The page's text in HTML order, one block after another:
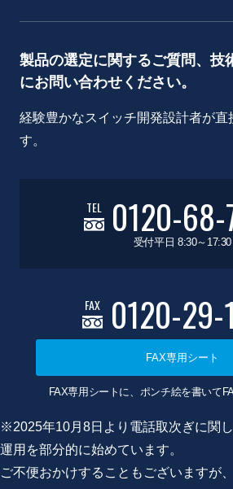
製品の選定に関するご質問、技
にお問い合わせください。
経験豊かなスイッチ開発設計者が直
す。
TEL 0120-68-
受付平日 8:30～17:30
FAX 0120-29-
FAX専用シート
FAX専用シートに、ポンチ絵を書いて
※2025年10月8日より電話取次ぎに関
運用を部分的に始めています。
ご不便おかけすることもございますが